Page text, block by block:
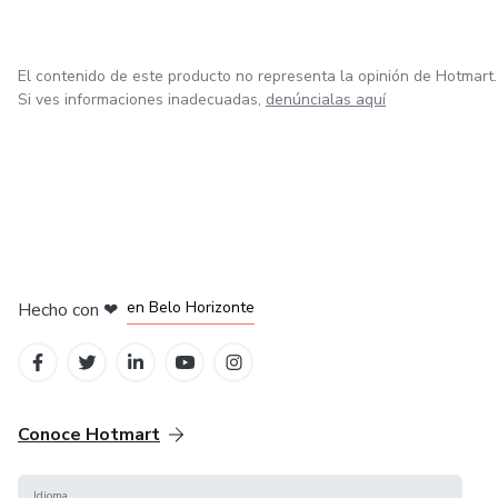
El contenido de este producto no representa la opinión de Hotmart.
Si ves informaciones inadecuadas, denúncialas aquí
Hecho con ❤ en Belo Horizonte
Conoce Hotmart